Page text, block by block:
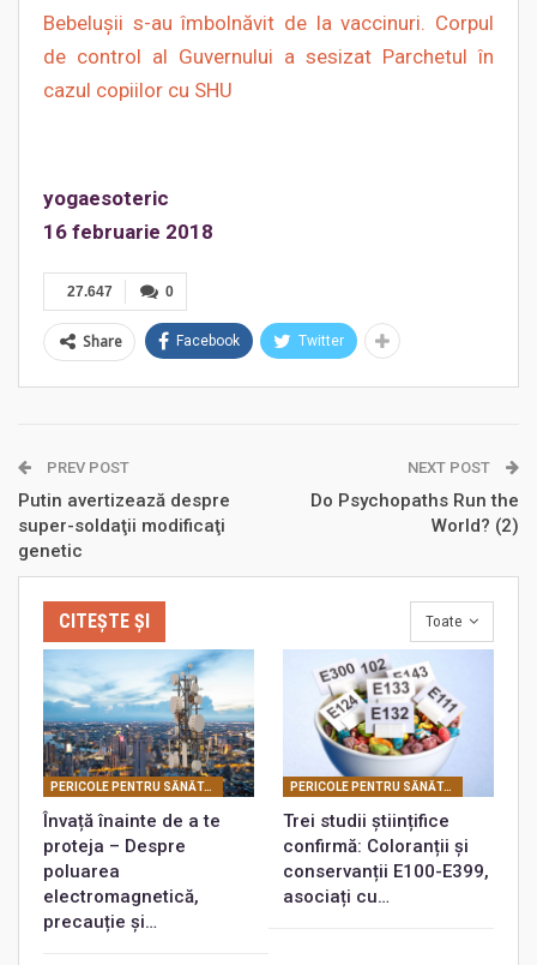
Bebelușii s-au îmbolnăvit de la vaccinuri. Corpul
de control al Guvernului a sesizat Parchetul în
cazul copiilor cu SHU
yogaesoteric
16 februarie 2018
0
27.647
Share Facebook Twitter
PREV POST
Putin avertizează despre
super-soldaţii modificaţi
genetic
NEXT POST
Do Psychopaths Run the
World? (2)
Toate
CITEȘTE ȘI
PERICOLE PENTRU SĂNĂTATEA DUMNEAVOASTRĂ
Învață înainte de a te
proteja – Despre
poluarea
electromagnetică,
precauție și…
PERICOLE PENTRU SĂNĂTATEA DUMNEAVOASTRĂ
Trei studii științifice
confirmă: Coloranții și
conservanții E100-E399,
asociați cu…